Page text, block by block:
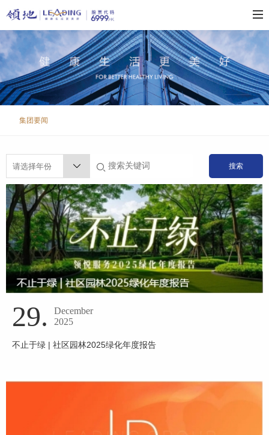
集团要闻
搜索
29.
December
2025
不止于绿 | 社区园林2025绿化年度报告